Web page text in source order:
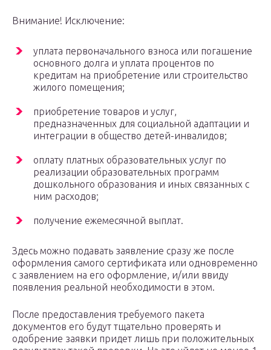
Внимание! Исключение:
уплата первоначального взноса или погашение
основного долга и уплата процентов по
кредитам на приобретение или строительство
жилого помещения;
приобретение товаров и услуг,
предназначенных для социальной адаптации и
интеграции в общество детей-инвалидов;
оплату платных образовательных услуг по
реализации образовательных программ
дошкольного образования и иных связанных с
ним расходов;
получение ежемесячной выплат.
Здесь можно подавать заявление сразу же после
оформления самого сертификата или одновременно
с заявлением на его оформление, и/или ввиду
появления реальной необходимости в этом.
После предоставления требуемого пакета
документов его будут тщательно проверять и
одобрение заявки придет лишь при положительных